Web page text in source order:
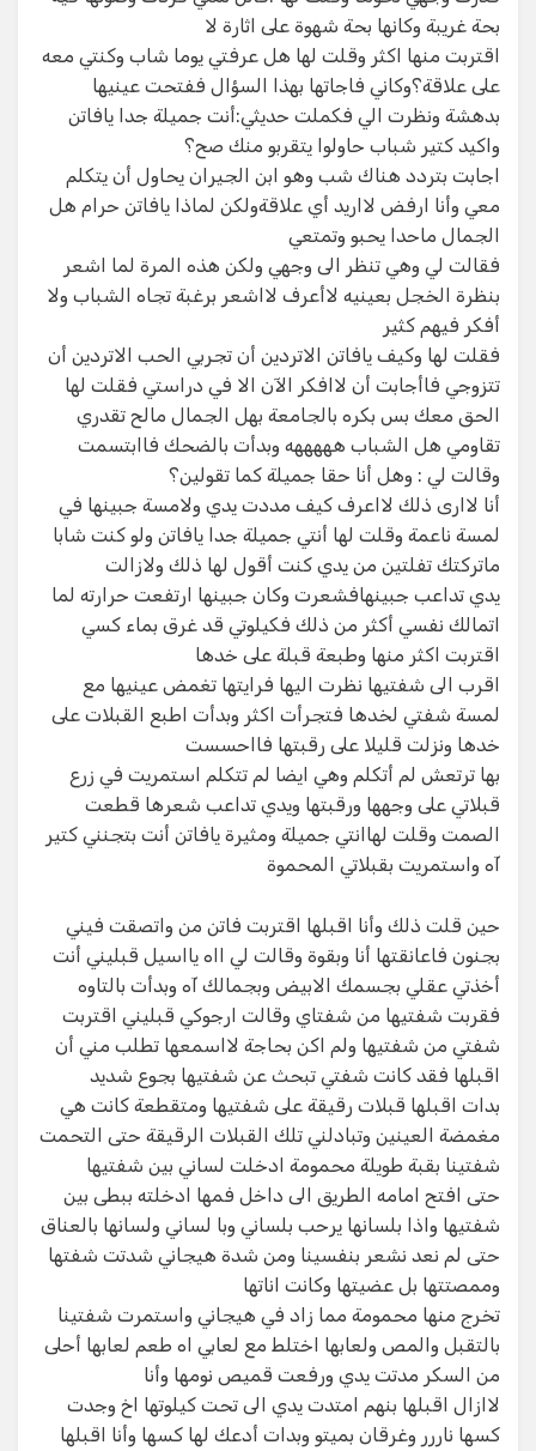
بحة غريبة وكانها بحة شهوة على اثارة لا​
اقتربت منها اكثر وقلت لها هل عرفتي يوما شاب وكنتي معه
على علاقة؟وكاني فاجاتها بهذا السؤال ففتحت عينيها
بدهشة ونظرت الي فكملت حديثي:أنت جميلة جدا يافاتن
واكيد كتير شباب حاولوا يتقربو منك صح؟​
اجابت بتردد هناك شب وهو ابن الجيران يحاول أن يتكلم
معي وأنا ارفض لااريد أي علاقةولكن لماذا يافاتن حرام هل
الجمال ماحدا يحبو وتمتعي​
فقالت لي وهي تنظر الى وجهي ولكن هذه المرة لما اشعر
بنظرة الخجل بعينيه لاأعرف لااشعر برغبة تجاه الشباب ولا
أفكر فيهم كثير​
فقلت لها وكيف يافاتن الاتردين أن تجربي الحب الاتردين أن
تتزوجي فاأجابت أن لاافكر الآن الا في دراستي فقلت لها​
الحق معك بس بكره بالجامعة بهل الجمال مالح تقدري
تقاومي هل الشباب هههههه وبدأت بالضحك فاابتسمت
وقالت لي : وهل أنا حقا جميلة كما تقولين؟​
أنا لاارى ذلك لااعرف كيف مددت يدي ولامسة جبينها في
لمسة ناعمة وقلت لها أنتي جميلة جدا يافاتن ولو كنت شابا
ماتركتك تفلتين من يدي كنت أقول لها ذلك ولازالت​
يدي تداعب جبينهافشعرت وكان جبينها ارتفعت حرارته لما
اتمالك نفسي أكثر من ذلك فكيلوتي قد غرق بماء كسي
اقتربت اكثر منها وطبعة قبلة على خدها​
اقرب الى شفتيها نظرت اليها فرايتها تغمض عينيها مع
لمسة شفتي لخدها فتجرأت اكثر وبدأت اطبع القبلات على
خدها ونزلت قليلا على رقبتها فااحسست​
بها ترتعش لم أتكلم وهي ايضا لم تتكلم استمريت في زرع
قبلاتي على وجهها ورقبتها ويدي تداعب شعرها قطعت
الصمت وقلت لهاانتي جميلة ومثيرة يافاتن أنت بتجنني كتير
آه واستمريت بقبلاتي المحموة​
حين قلت ذلك وأنا اقبلها اقتربت فاتن من واتصقت فيني
بجنون فاعانقتها أنا وبقوة وقالت لي ااه يااسيل قبليني أنت
أخذتي عقلي بجسمك الابيض وبجمالك آه وبدأت بالتاوه​
فقربت شفتيها من شفتاي وقالت ارجوكي قبليني اقتربت
شفتي من شفتيها ولم اكن بحاجة لااسمعها تطلب مني أن
اقبلها فقد كانت شفتي تبحث عن شفتيها بجوع شديد​
بدات اقبلها قبلات رقيقة على شفتيها ومتقطعة كانت هي
مغمضة العينين وتبادلني تلك القبلات الرقيقة حتى التحمت
شفتينا بقبة طويلة محمومة ادخلت لساني بين شفتيها​
حتى افتح امامه الطريق الى داخل فمها ادخلته ببطى بين
شفتيها واذا بلسانها يرحب بلساني وبا لساني ولسانها بالعناق
حتى لم نعد نشعر بنفسينا ومن شدة هيجاني شدتت شفتها
وممصتتها بل عضيتها وكانت اناتها​
تخرج منها محمومة مما زاد في هيجاني واستمرت شفتينا
بالتقبل والمص ولعابها اختلط مع لعابي اه طعم لعابها أحلى
من السكر مدتت يدي ورفعت قميص نومها وأنا​
لاازال اقبلها بنهم امتدت يدي الى تحت كيلوتها اخ وجدت
كسها ناررر وغرقان بميتو وبدات أدعك لها كسها وأنا اقبلها